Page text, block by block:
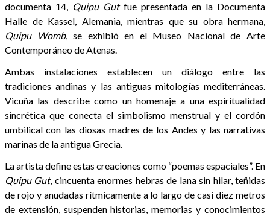
documenta 14, Quipu Gutfue presentada en la Documenta
Halle de Kassel, Alemania, mientras que su obra hermana,
Quipu Womb, se exhibió en el Museo Nacional de Arte
Contemporáneo de Atenas.
Ambas instalaciones establecen un diálogo entre las
tradiciones andinas y las antiguas mitologías mediterráneas.
Vicuña las describe como un homenaje a una espiritualidad
sincrética que conecta el simbolismo menstrual y el cordón
umbilical con las diosas madres de los Andes y las narrativas
marinas de la antigua Grecia.
La artista define estas creaciones como “poemas espaciales”. En
Quipu Gut, cincuenta enormes hebras de lana sin hilar, teñidas
de rojo y anudadas rítmicamente a lo largo de casi diez metros
de extensión, suspenden historias, memorias y conocimientos